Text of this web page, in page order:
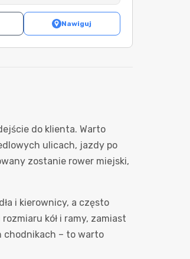
Nawiguj
do klienta. Warto
ulicach, jazdy po
zostanie rower miejski,
i kierownicy, a często
kół i ramy, zamiast
chodnikach – to warto